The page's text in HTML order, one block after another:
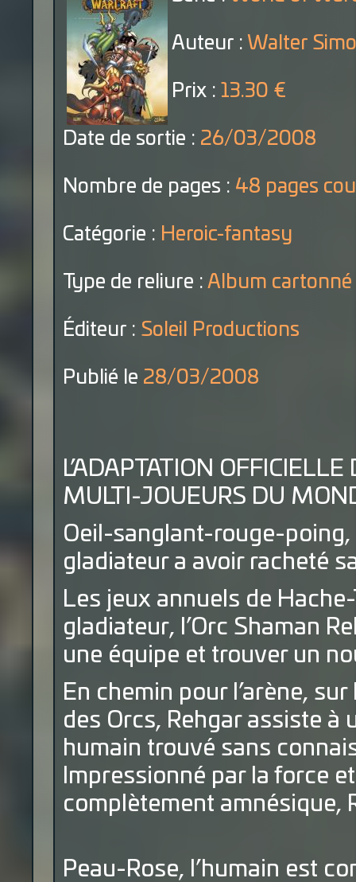
Auteur : Walter
Prix : 13.30 €
Date de sortie : 26/03/2008
Nombre de pages : 48 pages
Catégorie : Heroic-fantasy
Type de reliure : Album cartonné
Éditeur : Soleil Productions
Publié le 28/03/2008
L’ADAPTATION
MULTI-JOUEURS DU
Oeil-sanglant-rouge-poing,
gladiateur a avoir racheté
Les jeux annuels de
gladiateur, l’Orc Shaman
une équipe et trouver un
En chemin pour l’arène,
des Orcs, Rehgar assiste
humain trouvé sans
Impressionné par la force
complètement amnésique,
Peau-Rose, l’humain est